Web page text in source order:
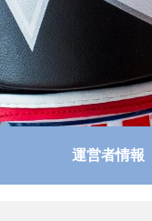
運営者情報